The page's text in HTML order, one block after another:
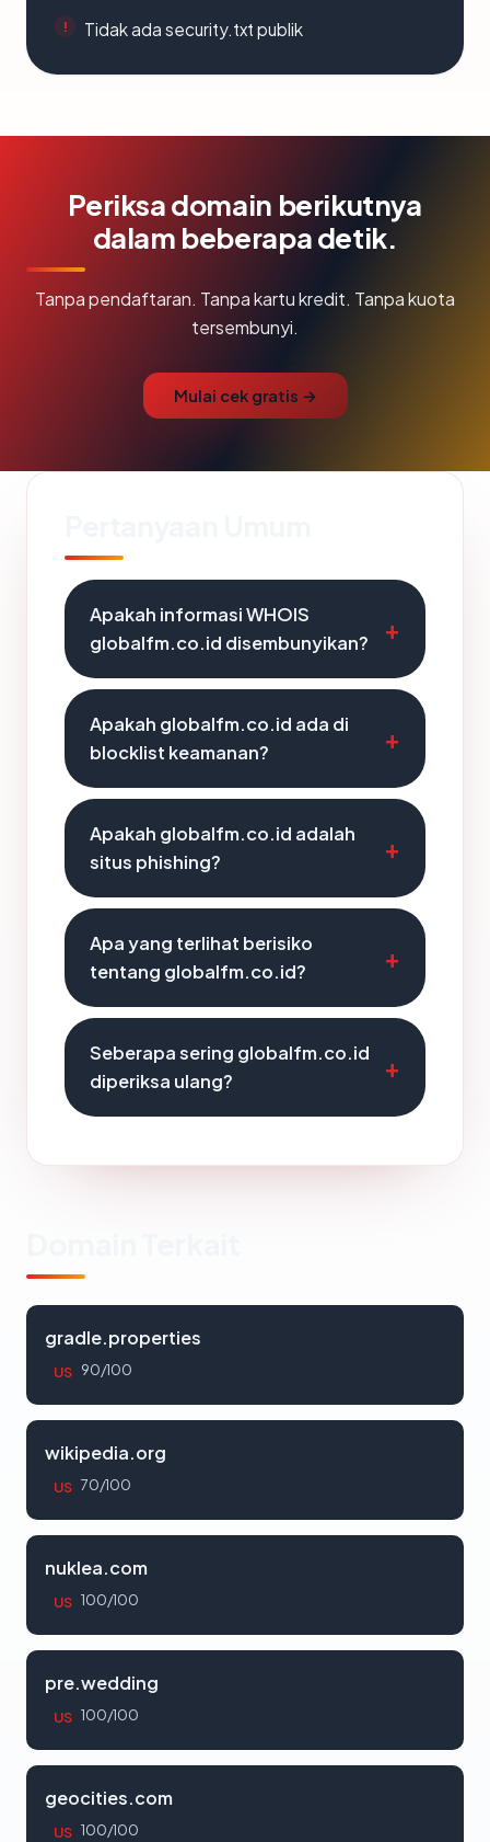
Tidak ada security.txt publik
Periksa domain berikutnya
dalam beberapa detik.
Tanpa pendaftaran. Tanpa kartu kredit. Tanpa kuota
tersembunyi.
Mulai cek gratis →
Apakah informasi WHOIS
globalfm.co.id disembunyikan?
Apakah globalfm.co.id ada di
blocklist keamanan?
Apakah globalfm.co.id adalah
situs phishing?
Apa yang terlihat berisiko
tentang globalfm.co.id?
Seberapa sering globalfm.co.id
diperiksa ulang?
gradle.properties
US 90/100
wikipedia.org
US 70/100
nuklea.com
US 100/100
pre.wedding
US 100/100
geocities.com
US 100/100